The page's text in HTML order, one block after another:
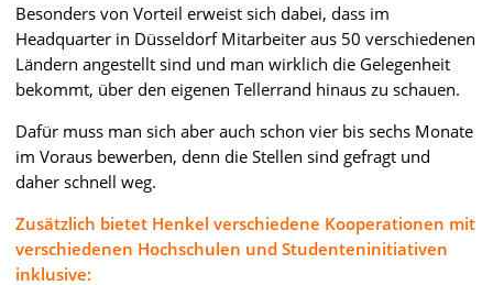
Besonders von Vorteil erweist sich dabei, dass im
Headquarter in Düsseldorf Mitarbeiter aus 50 verschiedenen
Ländern angestellt sind und man wirklich die Gelegenheit
bekommt, über den eigenen Tellerrand hinaus zu schauen.
Dafür muss man sich aber auch schon vier bis sechs Monate
im Voraus bewerben, denn die Stellen sind gefragt und
daher schnell weg.
Zusätzlich bietet Henkel verschiedene Kooperationen mit
verschiedenen Hochschulen und Studenteninitiativen
inklusive: